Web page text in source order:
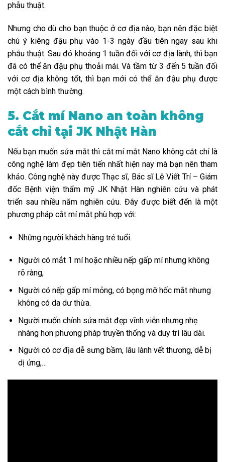
phẫu thuật.
Nhưng cho dù cho bạn thuộc ở cơ địa nào, bạn nên đặc biệt
chú ý kiêng đậu phụ vào 1-3 ngày đầu tiên ngay sau khi
phẫu thuật. Sau đó khoảng 1 tuần đối với cơ địa lành, thì bạn
đã có thể ăn đậu phụ thoải mái. Và tầm từ 3 đến 5 tuần đối
với cơ địa không tốt, thì bạn mới có thể ăn đậu phụ được
một cách bình thường.
5. Cắt mí Nano an toàn không
cắt chỉ tại JK Nhật Hàn
Nếu bạn muốn sửa mắt thì cắt mí mắt Nano không cắt chỉ là
công nghệ làm đẹp tiên tiến nhất hiện nay mà bạn nên tham
khảo. Công nghệ này được Thạc sĩ, Bác sĩ Lê Viết Trí – Giám
đốc Bệnh viện thẩm mỹ JK Nhật Hàn nghiên cứu và phát
triển sau nhiều năm nghiên cứu. Đây được biết đến là một
phương pháp cắt mí mắt phù hợp với:
Những người khách hàng trẻ tuổi.
Người có mắt 1 mí hoặc nhiều nếp gấp mí nhưng không
rõ ràng,
Người có nếp gấp mí mỏng, có bọng mỡ hốc mắt nhưng
không có da dư thừa.
Người muốn chỉnh sửa mắt đẹp vĩnh viễn nhưng nhẹ
nhàng hơn phương pháp truyền thống và duy trì lâu dài.
Người có cơ địa dễ sưng bầm, lâu lành vết thương, dễ bị
dị ứng,…